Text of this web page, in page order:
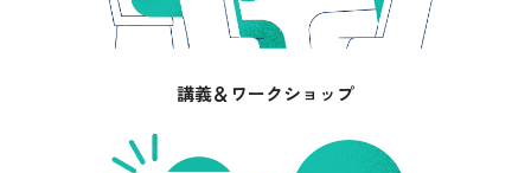
講義＆ワークショップ